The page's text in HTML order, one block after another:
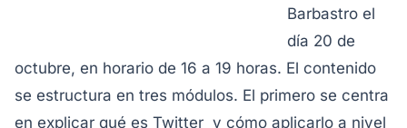
Barbastro el
día 20 de
octubre, en horario de 16 a 19 horas. El contenido
se estructura en tres módulos. El primero se centra
en explicar qué es Twitter y cómo aplicarlo a nivel